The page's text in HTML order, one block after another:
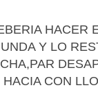
HACER
Y LO
CON